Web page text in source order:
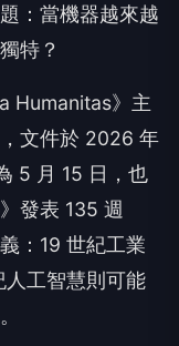
：當機器越來越
特？
Humanitas》主
文件於 2026 年
5 月 15 日，也
發表 135 週
：19 世紀工業
工智慧則可能